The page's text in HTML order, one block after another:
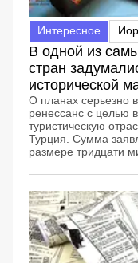
Интересное
В одной из
стран
исторической
О планах серьезно
ренессанс с целью
туристическую
Турция. Сумма
размере тридцати